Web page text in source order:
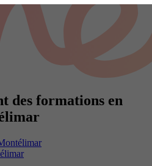
des formations en